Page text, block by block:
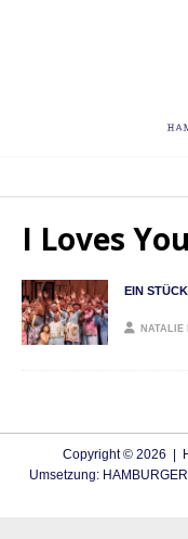
I Loves You
EIN
NATALIE
Copyright © 2026 |
Umsetzung: